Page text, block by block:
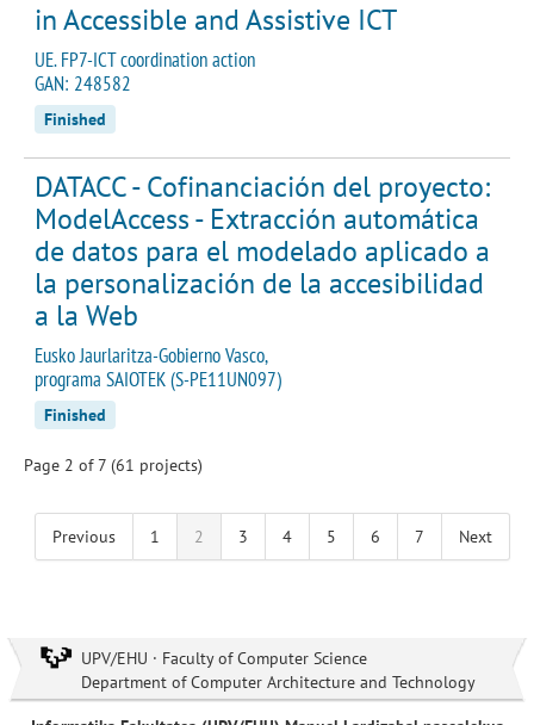
in Accessible and Assistive ICT
UE. FP7-ICT coordination action
GAN: 248582
Finished
DATACC - Cofinanciación del proyecto:
ModelAccess - Extracción automática
de datos para el modelado aplicado a
la personalización de la accesibilidad
a la Web
Eusko Jaurlaritza-Gobierno Vasco,
programa SAIOTEK (S-PE11UN097)
Finished
Page 2 of 7 (61 projects)
Previous 1 2 3 4 5 6 7 Next
UPV/EHU · Faculty of Computer Science
Department of Computer Architecture and Technology